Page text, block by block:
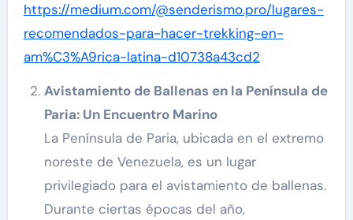
https://medium.com/@senderismo.pro/lugares-
recomendados-para-hacer-trekking-en-
am%C3%A9rica-latina-d10738a43cd2
Avistamiento de Ballenas en la Península de
Paria: Un Encuentro Marino
La Península de Paria, ubicada en el extremo
noreste de Venezuela, es un lugar
privilegiado para el avistamiento de ballenas.
Durante ciertas épocas del año,